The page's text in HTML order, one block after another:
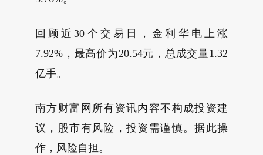
回顾近30个交易日，金利华电上涨
7.92%，最高价为20.54元，总成交量1.32
亿手。
南方财富网所有资讯内容不构成投资建
议，股市有风险，投资需谨慎。据此操
作，风险自担。